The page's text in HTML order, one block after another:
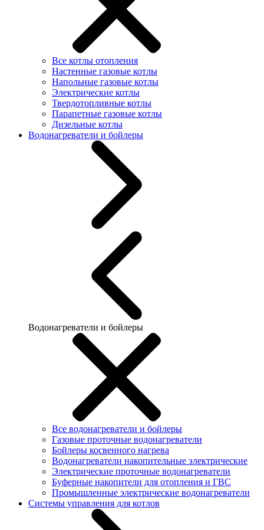
Все котлы отопления
Настенные газовые котлы
Напольные газовые котлы
Электрические котлы
Твердотопливные котлы
Парапетные газовые котлы
Дизельные котлы
Водонагреватели и бойлеры
Водонагреватели и бойлеры
Все водонагреватели и бойлеры
Газовые проточные водонагреватели
Бойлеры косвенного нагрева
Водонагреватели накопительные электрические
Электрические проточные водонагреватели
Буферные накопители для отопления и ГВС
Промышленные электрические водонагреватели
Системы управления для котлов